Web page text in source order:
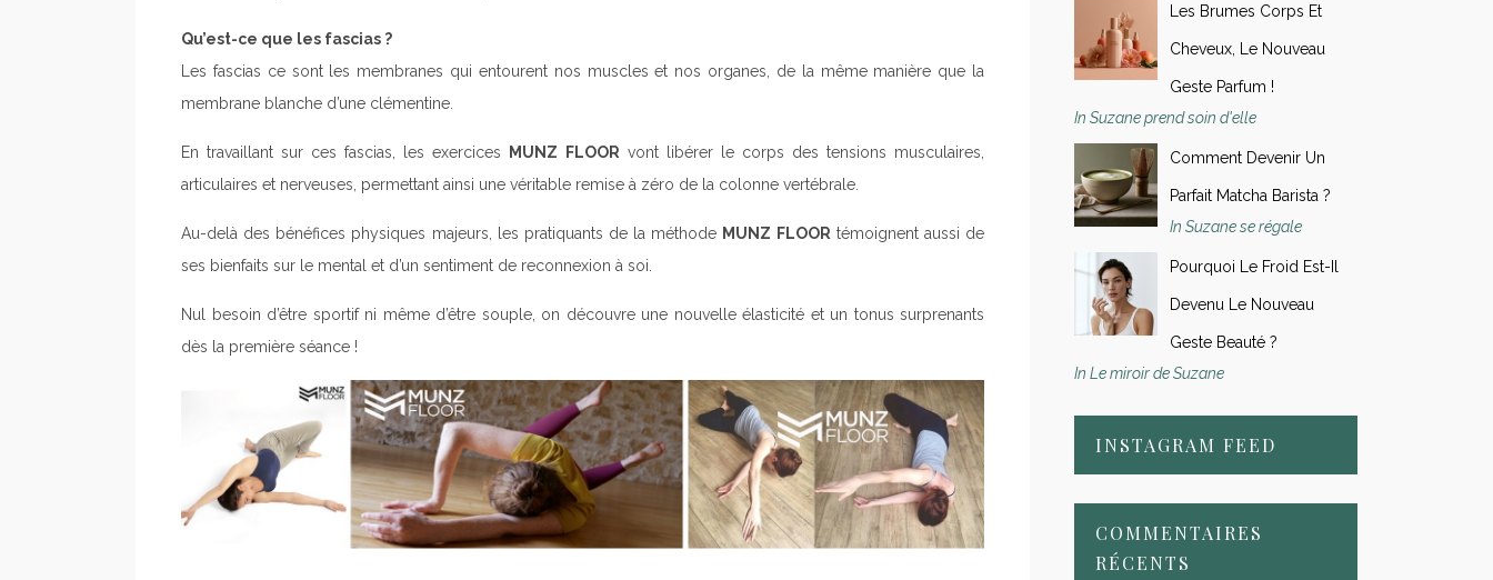
Qu’est-ce que les fascias ?
Les fascias ce sont les membranes qui entourent nos muscles et nos organes, de la même manière que la
membrane blanche d’une clémentine.
En travaillant sur ces fascias, les exercices MUNZ FLOOR vont libérer le corps des tensions musculaires,
articulaires et nerveuses, permettant ainsi une véritable remise à zéro de la colonne vertébrale.
Au-delà des bénéfices physiques majeurs, les pratiquants de la méthode MUNZ FLOOR témoignent aussi de
ses bienfaits sur le mental et d’un sentiment de reconnexion à soi.
Nul besoin d’être sportif ni même d’être souple, on découvre une nouvelle élasticité et un tonus surprenants
dès la première séance !
Les Brumes Corps Et
Cheveux, Le Nouveau
Geste Parfum !
In Suzane prend soin d'elle
Comment Devenir Un
Parfait Matcha Barista ?
In Suzane se régale
Pourquoi Le Froid Est-Il
Devenu Le Nouveau
Geste Beauté ?
In Le miroir de Suzane
INSTAGRAM FEED
COMMENTAIRES
RÉCENTS